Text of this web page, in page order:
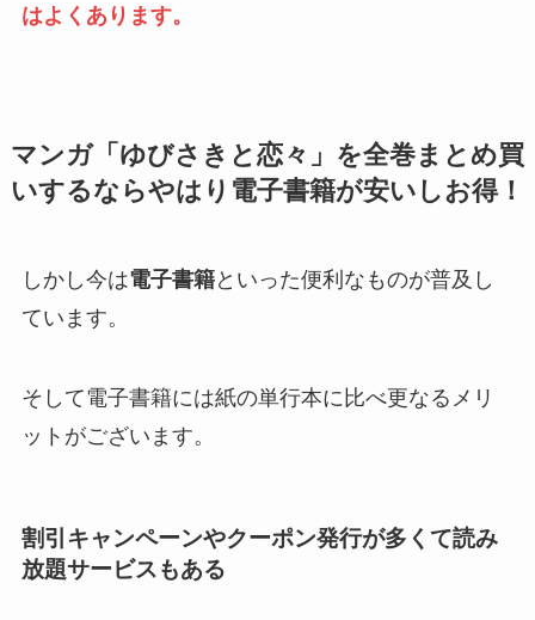
はよくあります。
マンガ「ゆびさきと恋々」を全巻まとめ買
いするならやはり電子書籍が安いしお得！
しかし今は電子書籍といった便利なものが普及し
ています。
そして電子書籍には紙の単行本に比べ更なるメリ
ットがございます。
割引キャンペーンやクーポン発行が多くて読み
放題サービスもある